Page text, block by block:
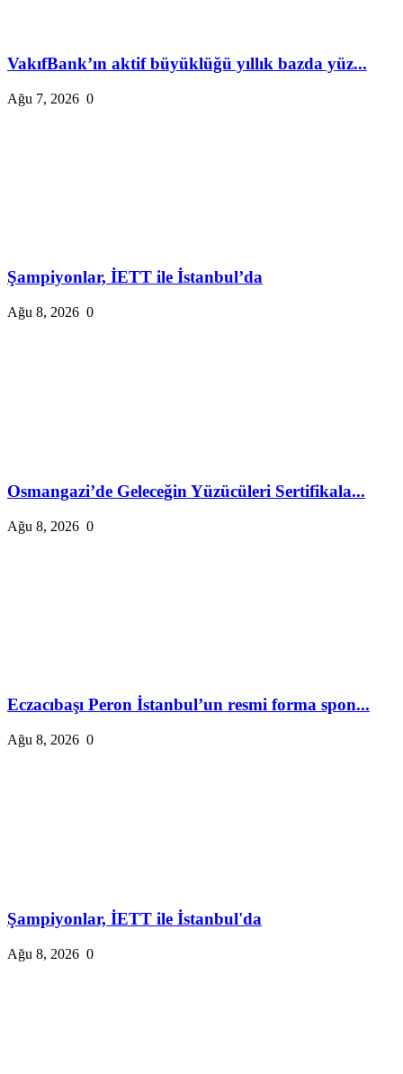
VakıfBank’ın aktif büyüklüğü yıllık bazda yüz...
Ağu 7, 2026 0
Şampiyonlar, İETT ile İstanbul’da
Ağu 8, 2026 0
Osmangazi’de Geleceğin Yüzücüleri Sertifikala...
Ağu 8, 2026 0
Eczacıbaşı Peron İstanbul’un resmi forma spon...
Ağu 8, 2026 0
Şampiyonlar, İETT ile İstanbul'da
Ağu 8, 2026 0